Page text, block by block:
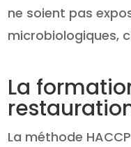
ne soient pas
microbiologiques,
La
La méthode